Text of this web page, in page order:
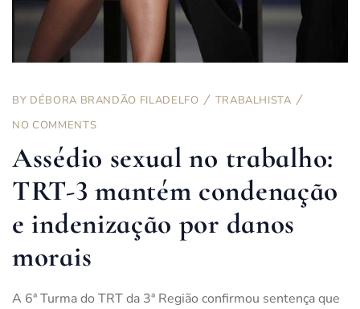
BY DÉBORA BRANDÃO FILADELFO
TRABALHISTA
NO COMMENTS
Assédio sexual no trabalho:
TRT-3 mantém condenação
e indenização por danos
morais
A 6ª Turma do TRT da 3ª Região confirmou sentença que